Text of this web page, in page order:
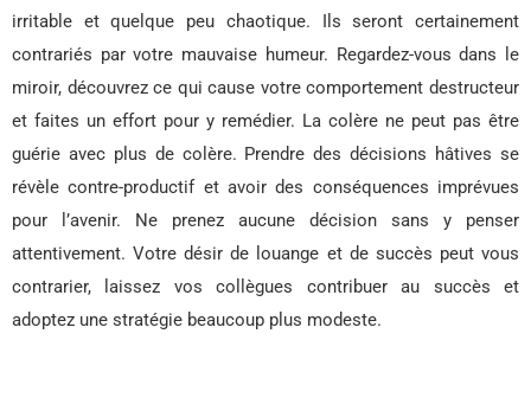
irritable et quelque peu chaotique. Ils seront certainement
contrariés par votre mauvaise humeur. Regardez-vous dans le
miroir, découvrez ce qui cause votre comportement destructeur
et faites un effort pour y remédier. La colère ne peut pas être
guérie avec plus de colère. Prendre des décisions hâtives se
révèle contre-productif et avoir des conséquences imprévues
pour l’avenir. Ne prenez aucune décision sans y penser
attentivement. Votre désir de louange et de succès peut vous
contrarier, laissez vos collègues contribuer au succès et
adoptez une stratégie beaucoup plus modeste.